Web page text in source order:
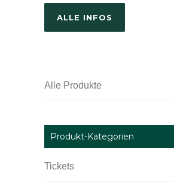
ALLE INFOS
Alle Produkte
Produkt-Kategorien
Tickets